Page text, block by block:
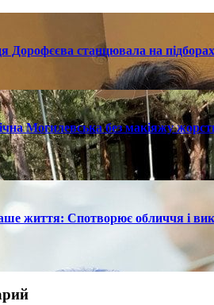
Дорофєєва станцювала на
Могилевська без макіяжу
життя: Спотворює обличчя і